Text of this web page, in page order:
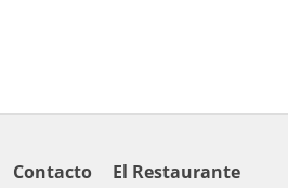
Contacto
El Restaurante